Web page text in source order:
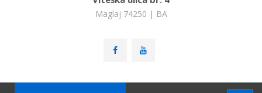
Maglaj 74250 | BA